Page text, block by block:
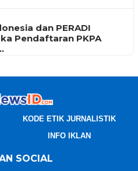
dan PERADI
Pendaftaran PKPA
KODE ETIK JURNALISTIK
INFO IKLAN
SOCIAL